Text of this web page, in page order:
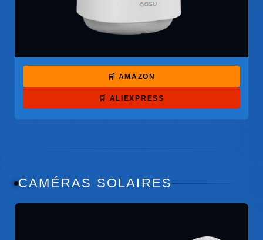
🛒 AMAZON
🛒 ALIEXPRESS
CAMÉRAS SOLAIRES